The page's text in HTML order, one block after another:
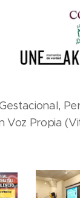
Voz Propia